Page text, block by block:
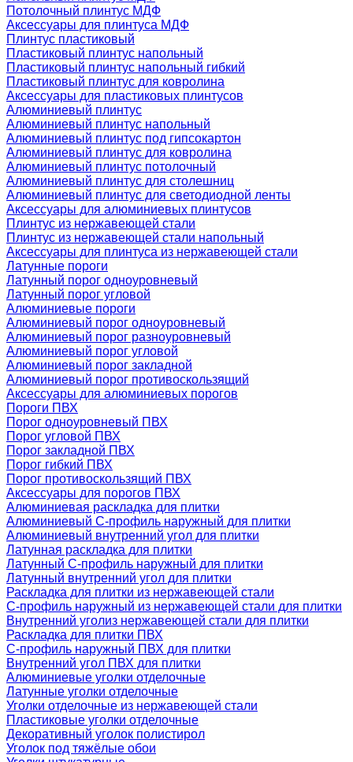
Потолочный плинтус МДФ
Аксессуары для плинтуса МДФ
Плинтус пластиковый
Пластиковый плинтус напольный
Пластиковый плинтус напольный гибкий
Пластиковый плинтус для ковролина
Аксессуары для пластиковых плинтусов
Алюминиевый плинтус
Алюминиевый плинтус напольный
Алюминиевый плинтус под гипсокартон
Алюминиевый плинтус для ковролина
Алюминиевый плинтус потолочный
Алюминиевый плинтус для столешниц
Алюминиевый плинтус для светодиодной ленты
Аксессуары для алюминиевых плинтусов
Плинтус из нержавеющей стали
Плинтус из нержавеющей стали напольный
Аксессуары для плинтуса из нержавеющей стали
Латунные пороги
Латунный порог одноуровневый
Латунный порог угловой
Алюминиевые пороги
Алюминиевый порог одноуровневый
Алюминиевый порог разноуровневый
Алюминиевый порог угловой
Алюминиевый порог закладной
Алюминиевый порог противоскользящий
Аксессуары для алюминиевых порогов
Пороги ПВХ
Порог одноуровневый ПВХ
Порог угловой ПВХ
Порог закладной ПВХ
Порог гибкий ПВХ
Порог противоскользящий ПВХ
Аксессуары для порогов ПВХ
Алюминиевая раскладка для плитки
Алюминиевый С-профиль наружный для плитки
Алюминиевый внутренний угол для плитки
Латунная раскладка для плитки
Латунный С-профиль наружный для плитки
Латунный внутренний угол для плитки
Раскладка для плитки из нержавеющей стали
С-профиль наружный из нержавеющей стали для плитки
Внутренний уголиз нержавеющей стали для плитки
Раскладка для плитки ПВХ
С-профиль наружный ПВХ для плитки
Внутренний угол ПВХ для плитки
Алюминиевые уголки отделочные
Латунные уголки отделочные
Уголки отделочные из нержавеющей стали
Пластиковые уголки отделочные
Декоративный уголок полистирол
Уголок под тяжёлые обои